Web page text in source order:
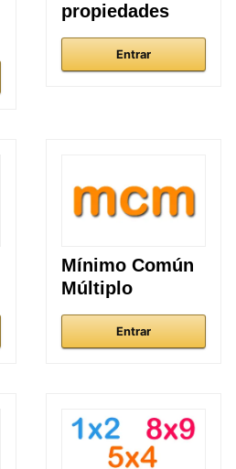
propiedades
Entrar
Mínimo Común
Múltiplo
Entrar